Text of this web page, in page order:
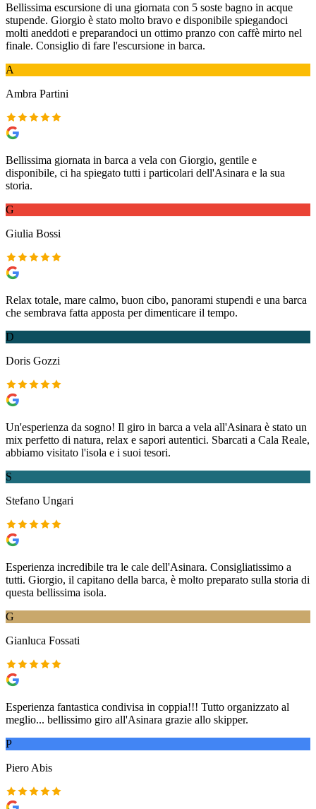
Bellissima escursione di una giornata con 5 soste bagno in acque
stupende. Giorgio è stato molto bravo e disponibile spiegandoci
molti aneddoti e preparandoci un ottimo pranzo con caffè mirto nel
finale. Consiglio di fare l'escursione in barca.
A
Ambra Partini
Bellissima giornata in barca a vela con Giorgio, gentile e
disponibile, ci ha spiegato tutti i particolari dell'Asinara e la sua
storia.
G
Giulia Bossi
Relax totale, mare calmo, buon cibo, panorami stupendi e una barca
che sembrava fatta apposta per dimenticare il tempo.
D
Doris Gozzi
Un'esperienza da sogno! Il giro in barca a vela all'Asinara è stato un
mix perfetto di natura, relax e sapori autentici. Sbarcati a Cala Reale,
abbiamo visitato l'isola e i suoi tesori.
S
Stefano Ungari
Esperienza incredibile tra le cale dell'Asinara. Consigliatissimo a
tutti. Giorgio, il capitano della barca, è molto preparato sulla storia di
questa bellissima isola.
G
Gianluca Fossati
Esperienza fantastica condivisa in coppia!!! Tutto organizzato al
meglio... bellissimo giro all'Asinara grazie allo skipper.
P
Piero Abis